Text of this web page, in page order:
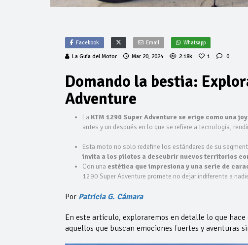
Facebook Email Whatsapp
La Guía del Motor Mar 20, 2024 2.18k 1 0
Domando la bestia:
Adventure
La KTM 1290 Super Adventure se erige como una
antes y un después en lo que se refiere a tecnología,
Esta moto no solo redefine los estándares de su
invita a los pilotos a descubrir nuevos territorios
Con una estética que impresiona y una serie de
1290 Super Adventure promete no dejar indiferente a
Por Patricia G. Cámara
En este artículo, exploraremos en detalle lo que
aquellos que buscan emociones fuertes y aventuras